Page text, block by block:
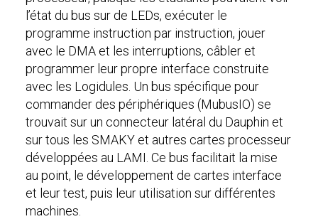
l’état du bus sur de LEDs, exécuter le
programme instruction par instruction, jouer
avec le DMA et les interruptions, câbler et
programmer leur propre interface construite
avec les Logidules. Un bus spécifique pour
commander des périphériques (MubusIO) se
trouvait sur un connecteur latéral du Dauphin et
sur tous les SMAKY et autres cartes processeur
développées au LAMI. Ce bus facilitait la mise
au point, le développement de cartes interface
et leur test, puis leur utilisation sur différentes
machines.